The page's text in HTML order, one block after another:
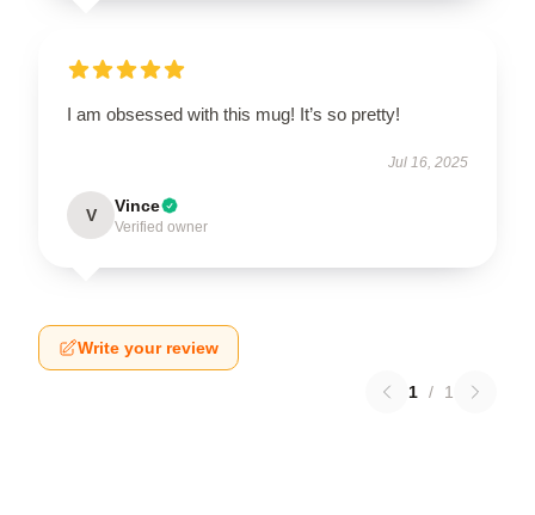
I am obsessed with this mug! It’s so pretty!
Jul 16, 2025
V Vince
Verified owner
Write your review
1 / 1